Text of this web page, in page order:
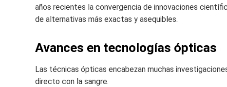
años recientes la convergencia de innovaciones
de alternativas más exactas y asequibles.
Avances en tecnologías ópticas
Las técnicas ópticas encabezan muchas
directo con la sangre.